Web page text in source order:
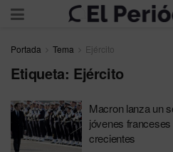
Portada Tema Ejército
Etiqueta: Ejército
Macron lanza un
jóvenes franceses
crecientes